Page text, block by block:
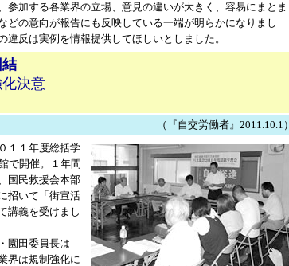
参加する各業界の立場、意見の違いが大きく、容易にまとま
どの意向が報告にも反映している一端が明らかになりまし
違反は実例を情報提供してほしいとしました。
決意
（『自交労働者』2011.10.1）
１１年度総括学
で開催。１年間
国民救援会本部
招いて「街宣活
講義を受けまし
園田委員長は
界は規制強化に